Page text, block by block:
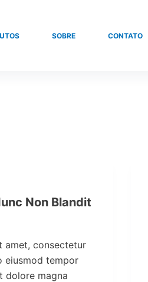
SOBRE CONTATO
Non Blandit
amet, consectetur
eiusmod tempor
dolore magna